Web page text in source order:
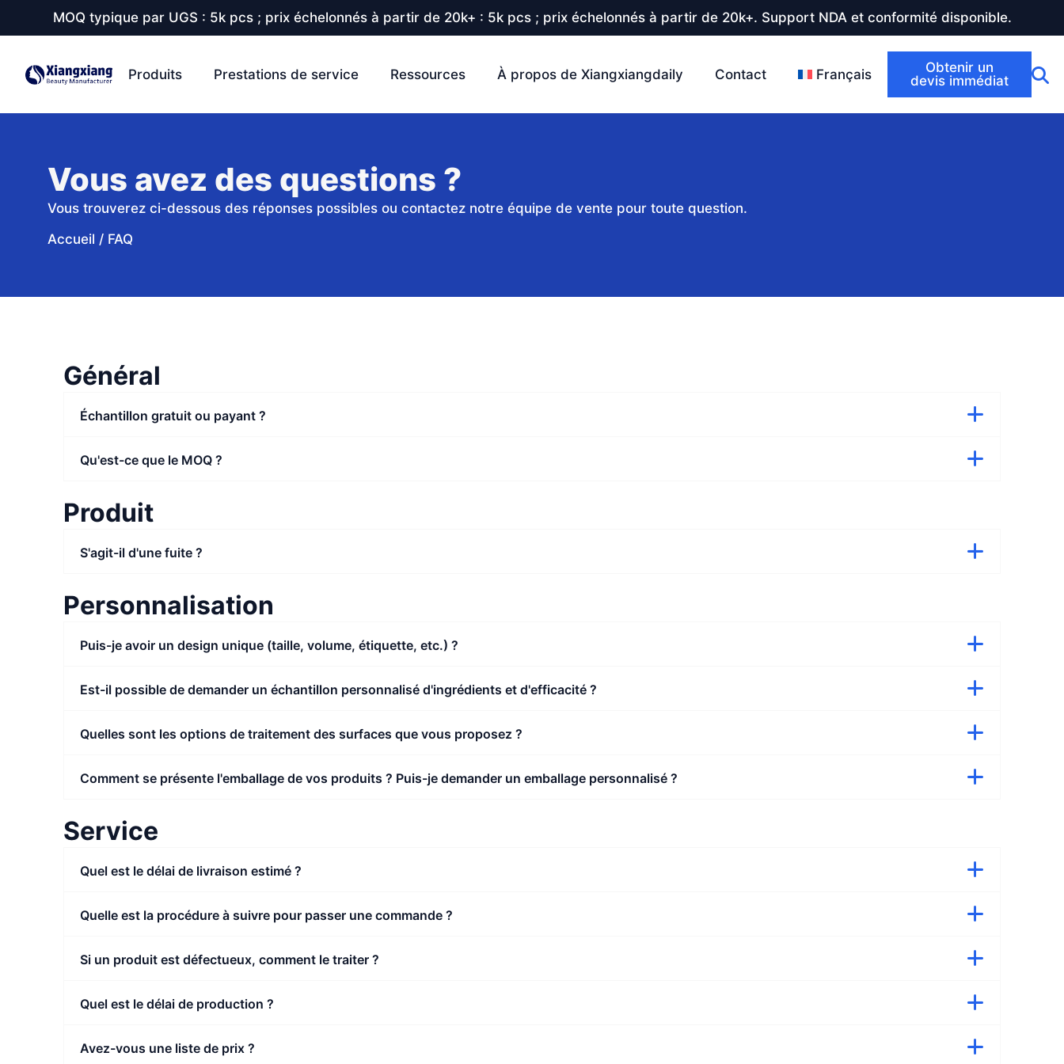
MOQ typique par UGS : 5k pcs ; prix échelonnés à partir de 20k+ : 5k pcs ; prix échelonnés à partir de 20k+. Support NDA et conformité disponible.
Produits Prestations de service Ressources À propos de Xiangxiangdaily Contact Français
Obtenir un
devis immédiat
Vous avez des questions ?
Vous trouverez ci-dessous des réponses possibles ou contactez notre équipe de vente pour toute question.
Accueil / FAQ
Général
Échantillon gratuit ou payant ?
Qu'est-ce que le MOQ ?
Produit
S'agit-il d'une fuite ?
Personnalisation
Puis-je avoir un design unique (taille, volume, étiquette, etc.) ?
Est-il possible de demander un échantillon personnalisé d'ingrédients et d'efficacité ?
Quelles sont les options de traitement des surfaces que vous proposez ?
Comment se présente l'emballage de vos produits ? Puis-je demander un emballage personnalisé ?
Service
Quel est le délai de livraison estimé ?
Quelle est la procédure à suivre pour passer une commande ?
Si un produit est défectueux, comment le traiter ?
Quel est le délai de production ?
Avez-vous une liste de prix ?